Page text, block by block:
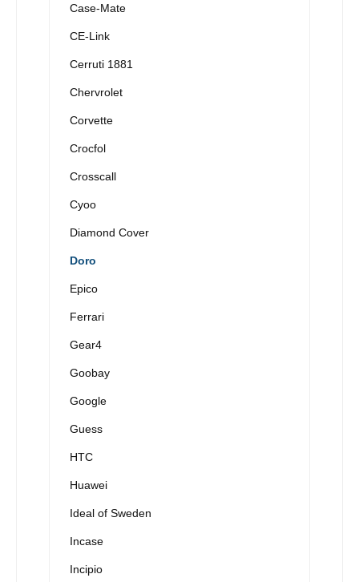
Case-Mate
CE-Link
Cerruti 1881
Chervrolet
Corvette
Crocfol
Crosscall
Cyoo
Diamond Cover
Doro
Epico
Ferrari
Gear4
Goobay
Google
Guess
HTC
Huawei
Ideal of Sweden
Incase
Incipio